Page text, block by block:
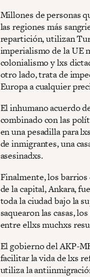
Millones de personas
las regiones más
repartición, utilizan
imperialismo de la UE
colonialismo y lxs
otro lado, trata de
Europa a cualquier
El inhumano acuerdo
combinado con las
en una pesadilla para
de inmigrantes, una
asesinadxs.
Finalmente, los
de la capital, Ankara,
toda la ciudad bajo la
saquearon las casas,
entre ellxs muchxs
El gobierno del AKP-
facilitar la vida de lxs
utiliza la